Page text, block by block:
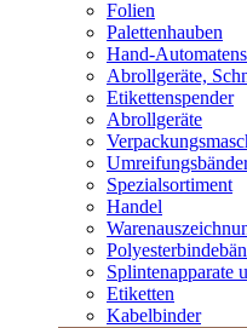
Folien
Palettenhauben
Hand-
Abrollgeräte,
Etikettenspender
Abrollgeräte
Spezialsortiment
Handel
Splintenapparate
Etiketten
Kabelbinder